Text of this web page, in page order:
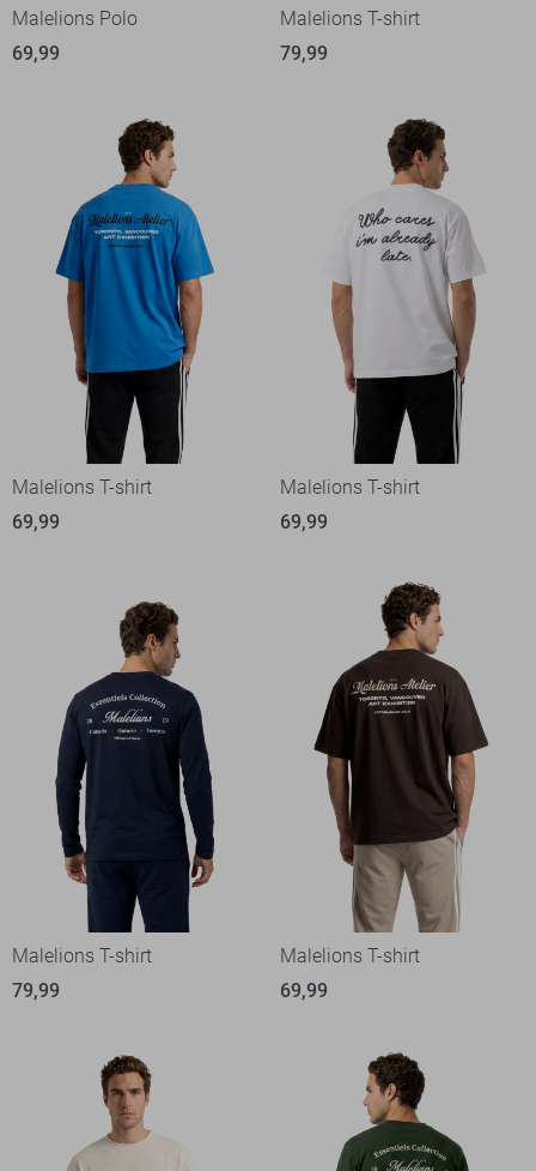
Malelions Polo
69,99
Malelions T-shirt
79,99
Malelions T-shirt
69,99
Malelions T-shirt
69,99
Malelions T-shirt
79,99
Malelions T-shirt
69,99